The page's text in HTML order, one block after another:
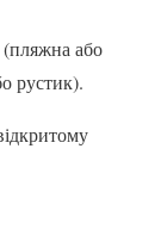
(пляжна або
рустик).